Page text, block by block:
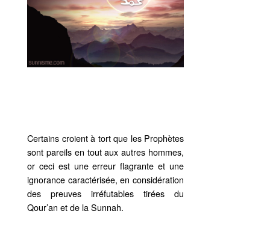
Certains croient à tort que les Prophètes
sont pareils en tout aux autres hommes,
or ceci est une erreur flagrante et une
ignorance caractérisée, en considération
des preuves irréfutables tirées du
Qour’an et de la Sunnah.